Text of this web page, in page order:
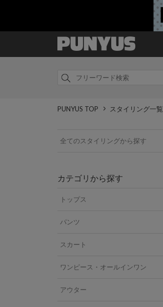
PUNYUS TOP スタイリング一覧
全てのスタイリングから探す
カテゴリから探す
トップス
パンツ
スカート
ワンピース・オールインワン
アウター